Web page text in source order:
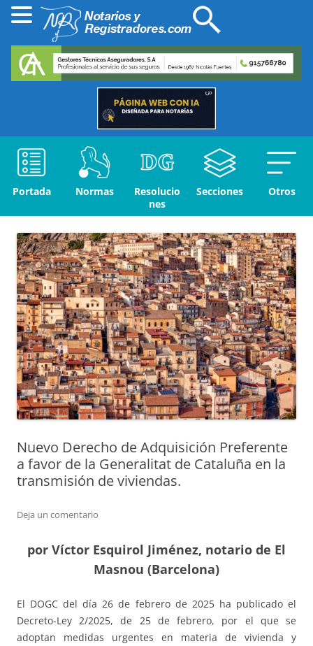
Portada Normas
Resolucio
nes
Secciones Otros
Nuevo Derecho de Adquisición Preferente
a favor de la Generalitat de Cataluña en la
transmisión de viviendas.
Deja un comentario
por Víctor Esquirol Jiménez, notario de El
Masnou (Barcelona)
El DOGC del día 26 de febrero de 2025 ha publicado el
Decreto-Ley 2/2025, de 25 de febrero, por el que se
adoptan medidas urgentes en materia de vivienda y